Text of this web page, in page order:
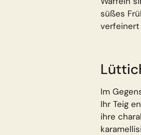
süßes
verfeinert
Im
Ihr Teig
ihre